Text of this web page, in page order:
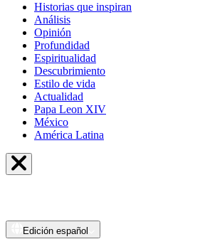
Historias que inspiran
Análisis
Opinión
Profundidad
Espiritualidad
Descubrimiento
Estilo de vida
Actualidad
Papa Leon XIV
México
América Latina
Edición español